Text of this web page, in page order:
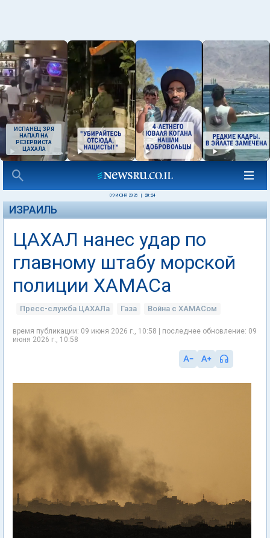
ИСПАНЕЦ ЗРЯ
НАПАЛ НА
РЕЗЕРВИСТА
ЦАХАЛА
09 ИЮНЯ 2026 20:24
ИЗРАИЛЬ
ЦАХАЛ нанес удар по
главному штабу морской
полиции ХАМАСа
Пресс-служба ЦАХАЛа Газа Война с ХАМАСом
время публикации: 09 июня 2026 г., 10:58 | последнее обновление: 09
июня 2026 г., 10:58